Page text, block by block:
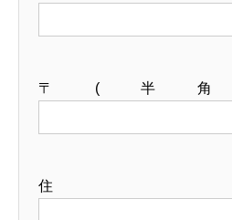
〒(半
住